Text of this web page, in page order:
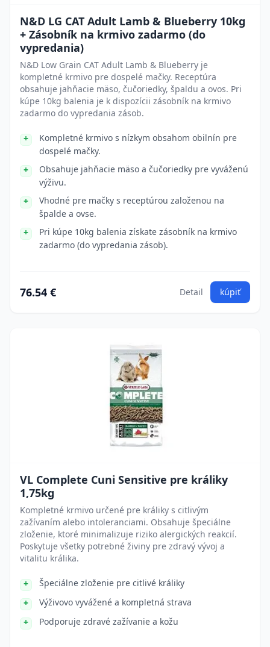
N&D LG CAT Adult Lamb & Blueberry 10kg
+ Zásobník na krmivo zadarmo (do
vypredania)
N&D Low Grain CAT Adult Lamb & Blueberry je
kompletné krmivo pre dospelé mačky. Receptúra
obsahuje jahňacie mäso, čučoriedky, špaldu a ovos. Pri
kúpe 10kg balenia je k dispozícii zásobník na krmivo
zadarmo do vypredania zásob.
Kompletné krmivo s nízkym obsahom obilnín pre
dospelé mačky.
Obsahuje jahňacie mäso a čučoriedky pre vyváženú
výživu.
Vhodné pre mačky s receptúrou založenou na
špalde a ovse.
Pri kúpe 10kg balenia získate zásobník na krmivo
zadarmo (do vypredania zásob).
76.54 € Detail kúpiť
VL Complete Cuni Sensitive pre králiky
1,75kg
Kompletné krmivo určené pre králiky s citlivým
zažívaním alebo intoleranciami. Obsahuje špeciálne
zloženie, ktoré minimalizuje riziko alergických reakcií.
Poskytuje všetky potrebné živiny pre zdravý vývoj a
vitalitu králika.
Špeciálne zloženie pre citlivé králiky
Výživovo vyvážené a kompletná strava
Podporuje zdravé zažívanie a kožu